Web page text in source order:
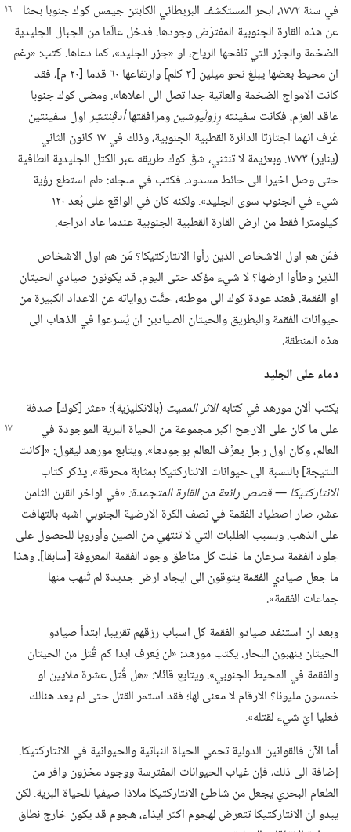
في سنة ١٧٧٢،‏ ابحر المستكشف البريطاني الكابتن جيمس كوك جنوبا بحثا
عن هذه القارة الجنوبية المفترَض وجودها.‏ فدخل عالَما من الجبال الجليدية
الضخمة والجزر التي تلفحها الرياح،‏ او «جزر الجليد»،‏ كما دعاها.‏ كتب:‏ «رغم
ان محيط بعضها يبلغ نحو ميلين [٣ كلم] وارتفاعها ٦٠ قدما [٢٠ م]،‏ فقد
كانت الامواج الضخمة والعاتية جدا تصل الى اعلاها».‏ ومضى كوك جنوبا
عاقد العزم،‏ فكانت سفينتهرِزولْيوشينومرافقتهاأدڤِنتشِراول سفينتين
عُرف انهما اجتازتا الدائرة القطبية الجنوبية،‏ وذلك في ١٧ كانون الثاني
(‏يناير)‏ ١٧٧٣.‏ وبعزيمة لا تنثني،‏ شقّ كوك طريقه عبر الكتل الجليدية الطافية
حتى وصل اخيرا الى حائط مسدود.‏ فكتب في سجله:‏ «لم استطع رؤية
شيء في الجنوب سوى الجليد».‏ ولكنه كان في الواقع على بُعد ١٢٠
كيلومترا فقط من ارض القارة القطبية الجنوبية عندما عاد ادراجه.‏
فمَن هم اول الاشخاص الذين رأوا الانتاركتيكا؟‏ مَن هم اول الاشخاص
الذين وطأوا ارضها؟‏ لا شيء مؤكد حتى اليوم.‏ قد يكونون صيادي الحيتان
او الفقمة.‏ فعند عودة كوك الى موطنه،‏ حثَّت رواياته عن الاعداد الكبيرة من
حيوانات الفقمة والبطريق والحيتان الصيادين ان يُسرعوا في الذهاب الى
هذه المنطقة.‏
دماء على الجليد
يكتب ألان مورهد في كتابهالاثر المميت‏(‏بالانكليزية)‏:‏ «عثر [كوك] صدفة
على ما كان على الارجح اكبر مجموعةمن الحياة البرية الموجودة في
العالم،‏ وكان اول رجل يعرِّف العالم بوجودها».‏ ويتابع مورهد ليقول:‏ «[كانت
النتيجة] بالنسبة الى حيوانات الانتاركتيكا بمثابة محرقة».‏ يذكر كتاب
الانتاركتيكا —‏ قصص رائعة من القارة المتجمدة:‏ ‏«في اواخر القرن الثامن
عشر،‏ صار اصطياد الفقمة في نصف الكرة الارضية الجنوبي اشبه بالتهافت
على الذهب.‏ وبسبب الطلبات التي لا تنتهي من الصين وأوروپا للحصول على
جلود الفقمة سرعان ما خلت كل مناطق وجود الفقمة المعروفة [سابقا].‏ وهذا
ما جعل صيادي الفقمة يتوقون الى ايجاد ارض جديدة لم تُنهب منها
جماعات الفقمة».‏
وبعد ان استنفد صيادو الفقمة كل اسباب رزقهم تقريبا،‏ ابتدأ صيادو
الحيتان ينهبون البحار.‏ يكتب مورهد:‏ «لن يُعرف ابدا كم قُتل من الحيتان
والفقمة في المحيط الجنوبي».‏ ويتابع قائلا:‏ «هل قُتل عشرة ملايين او
خمسون مليونا؟‏ الارقام لا معنى لها؛‏ فقد استمر القتل حتى لم يعد هنالك
فعليا ايّ شيء لقتله».‏
أما الآن فالقوانين الدولية تحمي الحياة النباتية والحيوانية في الانتاركتيكا.‏
إضافة الى ذلك،‏ فإن غياب الحيوانات المفترسة ووجود مخزون وافر من
الطعام البحري يجعل من شاطئ الانتاركتيكا ملاذا صيفيا للحياة البرية.‏ لكن
يبدو ان الانتاركتيكا تتعرض لهجوم اكثر ايذاء،‏ هجوم قد يكون خارج نطاق